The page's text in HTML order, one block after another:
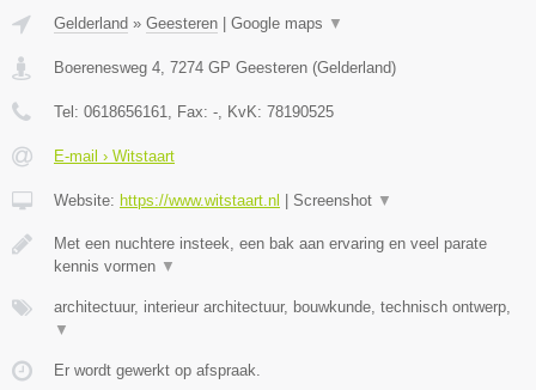
Gelderland » Geesteren | Google maps ▼
Boerenesweg 4 7274 GP Geesteren (Gelderland)
Tel: 0618656161 , Fax: - , KvK: 78190525
E-mail › Witstaart
Website: https://www.witstaart.nl | Screenshot ▼
Met een nuchtere insteek, een bak aan ervaring en veel parate
kennis vormen ▼
architectuur, interieur architectuur, bouwkunde, technisch ontwerp,
▼
Er wordt gewerkt op afspraak.